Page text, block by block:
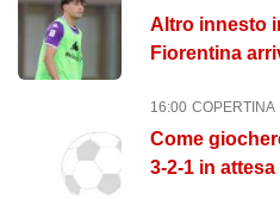
Altro innesto
Fiorentina
16:00 COPERTINA
Come
3-2-1 in